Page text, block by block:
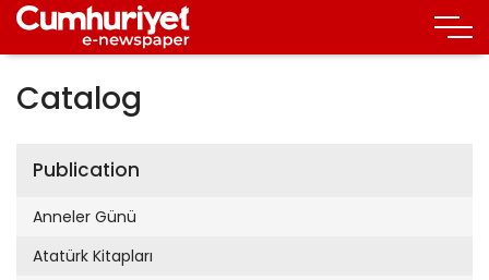
Catalog
Publication
Anneler Günü
Atatürk Kitapları